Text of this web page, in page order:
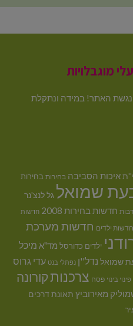
מוגבלויות
האתר! במידה ונתקלת
איכות הסביבה בחירות בחירות
שמואל גל לנצ'נר
חדשות בחירות 2008 חדשות
חדשות ילדים חדשות מערכת
ילדים כדורסל מד"א מיכל
שמואל נדל''ן נפתלי בנט עדי גרוס
פינוי בינוי פסח צרכנותקורונה
מאירוביץ תאונת דרכים